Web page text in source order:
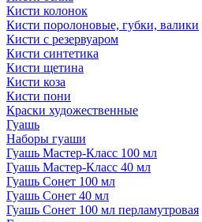
Кисти колонок
Кисти поролоновые, губки, валики
Кисти с резервуаром
Кисти синтетика
Кисти щетина
Кисти коза
Кисти пони
Краски художественные
Гуашь
Наборы гуаши
Гуашь Мастер-Класс 100 мл
Гуашь Мастер-Класс 40 мл
Гуашь Сонет 100 мл
Гуашь Сонет 40 мл
Гуашь Сонет 100 мл перламутровая